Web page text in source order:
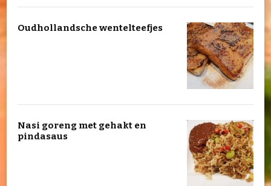
Oudhollandsche wentelteefjes
Nasi goreng met gehakt en
pindasaus